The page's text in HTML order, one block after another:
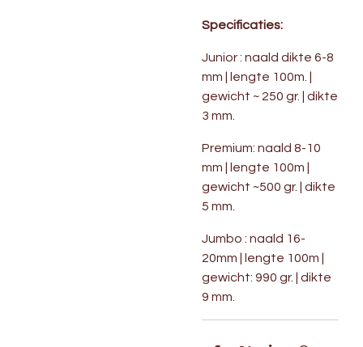
Specificaties:
Junior : naald dikte 6-8
mm | lengte 100m. |
gewicht ~ 250 gr. | dikte
3 mm.
Premium: naald 8-10
mm | lengte 100m |
gewicht ~500 gr. | dikte
5 mm.
Jumbo : naald 16-
20mm | lengte 100m |
gewicht: 990 gr. | dikte
9 mm.